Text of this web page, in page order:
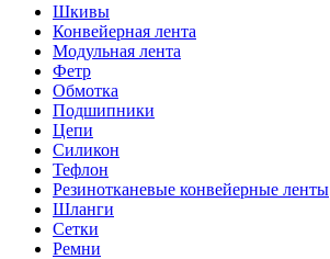
Шкивы
Конвейерная лента
Модульная лента
Фетр
Обмотка
Подшипники
Цепи
Силикон
Тефлон
Резинотканевые конвейерные ленты
Шланги
Сетки
Ремни